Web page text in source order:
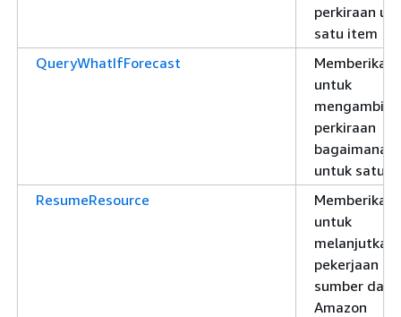
perkiraan
satu item
QueryWhatIfForecast
Memberikan
untuk
mengambil
perkiraan
bagaimana-
untuk satu
ResumeResource
Memberikan
untuk
melanjutkan
pekerjaan
sumber daya
Amazon